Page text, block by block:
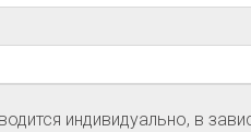
индивидуально, в